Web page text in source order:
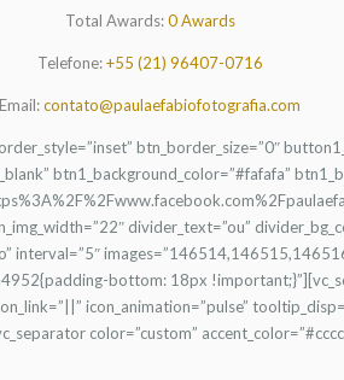
Total Awards:0 Awards
Telefone:+55 (21) 96407-0716
Email:contato@paulaefabiofotografia.com
btn_border_size=”0″
btn1_background_color=”#fafafa”
divider_text=”ou”
interval=”5″
bottom: 18px
icon_animation=”pulse”
color=”custom”